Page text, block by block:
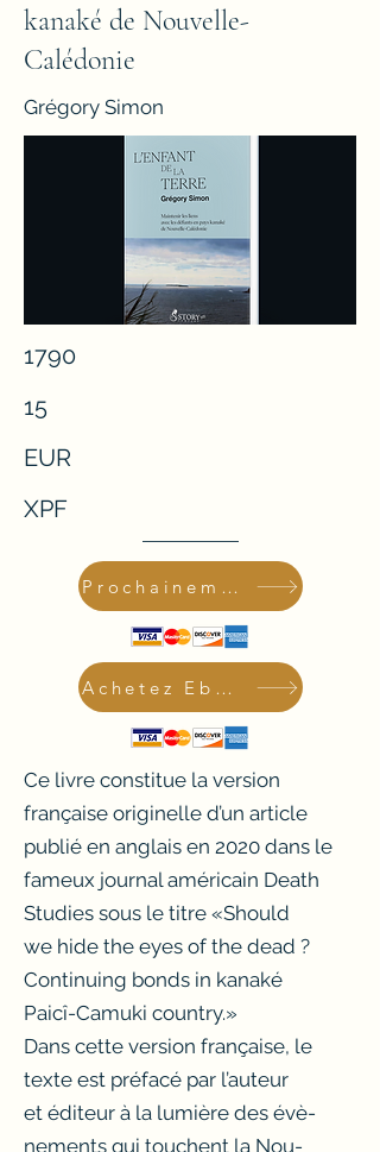
kanaké de Nouvelle-
Calédonie
Grégory Simon
1790
15
EUR
XPF
Prochainement en livre
Achetez Ebook
Ce livre constitue la version
française originelle d’un article
publié en anglais en 2020 dans le
fameux journal américain Death
Studies sous le titre «Should
we hide the eyes of the dead ?
Continuing bonds in kanaké
Paicî-Camuki country.»
Dans cette version française, le
texte est préfacé par l’auteur
et éditeur à la lumière des évè-
nements qui touchent la Nou-